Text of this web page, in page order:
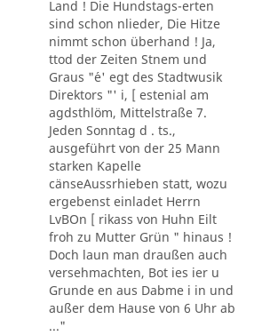
Land ! Die Hundstags-erten
sind schon nlieder, Die Hitze
nimmt schon überhand ! Ja,
ttod der Zeiten Stnem und
Graus "´e' egt des Stadtwusik
Direktors "' i, [ estenial am
agdsthlöm, Mittelstraße 7.
Jeden Sonntag d . ts.,
ausgeführt von der 25 Mann
starken Kapelle
cänseAussrhieben statt, wozu
ergebenst einladet Herrn
LvBOn [ rikass von Huhn Eilt
froh zu Mutter Grün " hinaus !
Doch laun man draußen auch
versehmachten, Bot ies ier u
Grunde en aus Dabme i in und
außer dem Hause von 6 Uhr ab
..."